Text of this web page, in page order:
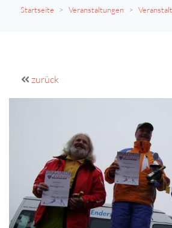
Startseite Veranstaltungen
zurück